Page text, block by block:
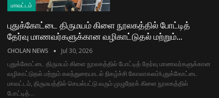
மாவட்டம்
புதுக்கோட்டை திருமயம் கிளை நூலகத்தில் போட்டித்
தேர்வு மாணவர்களுக்கான வழிகாட்டுதல் மற்றும்…
CHOLAN NEWS Jul 30, 2026
புதுக்கோட்டை திருமயம் கிளை நூலகத்தில் போட்டித் தேர்வு மாணவர்களுக்கான
வழிகாட்டுதல் மற்றும் கலந்துரையாடல் நிகழ்ச்சி கோலாகலம்! ​புதுக்கோட்டை
மாவட்டம், திருமயத்தில் செயல்பட்டு வரும் முழுநேரக் கிளை நூலகத்தில்
போட்டித்…